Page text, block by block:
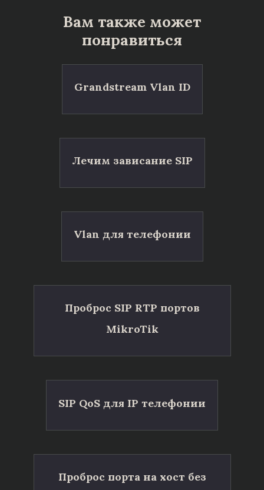
Вам также может
понравиться
Grandstream Vlan ID
Лечим зависание SIP
Vlan для телефонии
Проброс SIP RTP портов
MikroTik
SIP QoS для IP телефонии
Проброс порта на хост без